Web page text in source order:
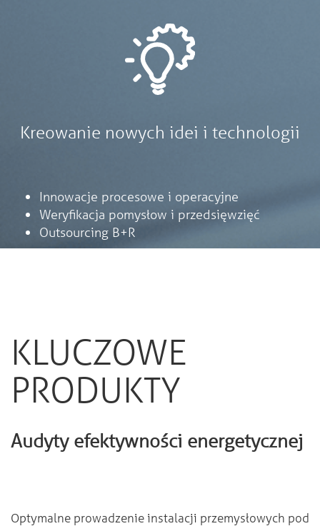
Kreowanie nowych idei i technologii
Innowacje procesowe i operacyjne
Weryfikacja pomysłow i przedsięwzięć
Outsourcing B+R
KLUCZOWE
PRODUKTY
Audyty efektywności energetycznej
Optymalne prowadzenie instalacji przemysłowych pod